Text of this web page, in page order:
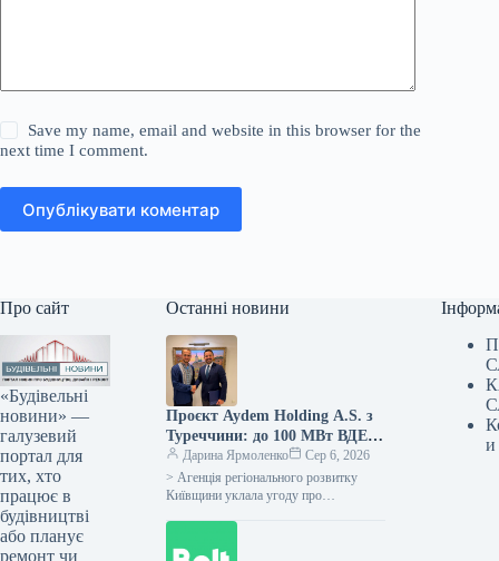
Save my name, email and website in this browser for the
next time I comment.
Опублікувати коментар
Про сайт
«Будівельні
новини» —
галузевий
портал для
тих, хто
працює в
будівництві
або планує
ремонт чи
Останні новини
Проєкт Aydem Holding A.S. з
Туреччини: до 100 МВт ВДЕ у
Київщині, підтверджено
меморандумом
Дарина Ярмоленко
Сер 6, 2026
> Агенція регіонального розвитку
Київщини уклала угоду про
інвесторів у сфері…
и